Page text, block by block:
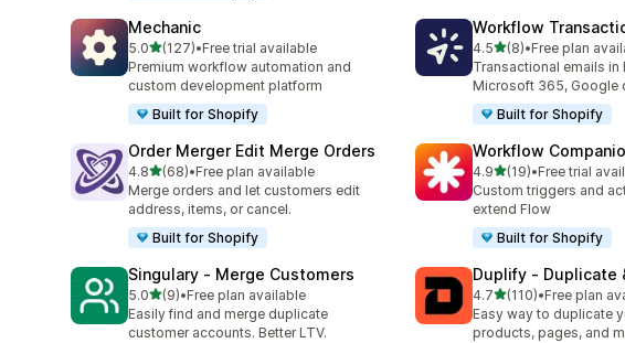
Mechanic
5.05つ星中
(127)
合計レビュー数：127件
•Free trial available
Premium workflow automation and
custom development platform
Built for Shopify
Workflow
4.55つ星中
(8)
合計レビュー数：8件
•Free plan
Transactional emails in
Microsoft 365, Google
Built for Shopify
Order Merger Edit Merge Orders
4.85つ星中
(68)
合計レビュー数：68件
•Free plan available
Merge orders and let customers edit
address, items, or cancel.
Built for Shopify
Workflow
4.95つ星中
(19)
合計レビュー数：19件
•Free trial
Custom triggers and
extend Flow
Built for Shopify
Singulary ‑ Merge Customers
5.05つ星中
(9)
合計レビュー数：9件
•Free plan available
Easily find and merge duplicate
customer accounts. Better LTV.
Duplify ‑ Duplicate
4.75つ星中
(110)
合計レビュー数：110件
•Free plan
Easy way to duplicate
products, pages, and